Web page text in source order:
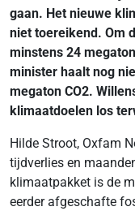
gaan. Het nieuwe
niet toereikend. Om
minstens 24
minister haalt nog
megaton CO2.
klimaatdoelen los
Hilde Stroot, Oxfam
tijdverlies en
klimaatpakket is de
eerder afgeschafte